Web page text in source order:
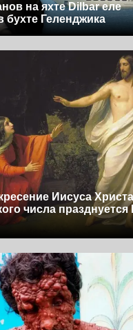
на яхте Dilbar еле
бухте Геленджика
Иисуса
числа празднуется